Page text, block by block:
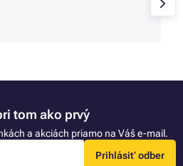
tom ako prvý
a akciách priamo na Váš e-mail.
Prihlásiť odber